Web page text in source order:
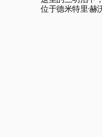
位于德米特里·赫